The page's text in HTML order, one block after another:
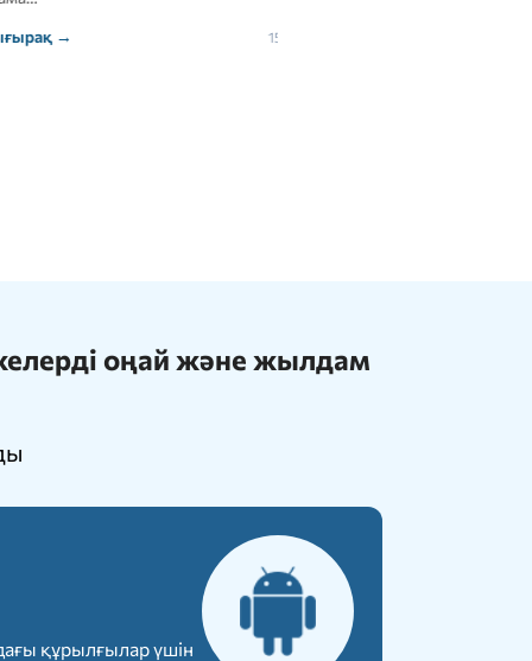
оңай және жылдам
құрылғылар үшін